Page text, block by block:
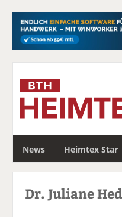
News Heimtex Star
Dr. Juliane